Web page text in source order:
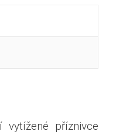
příznivce